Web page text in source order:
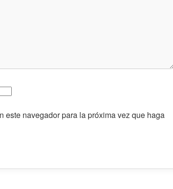
este navegador para la próxima vez que haga